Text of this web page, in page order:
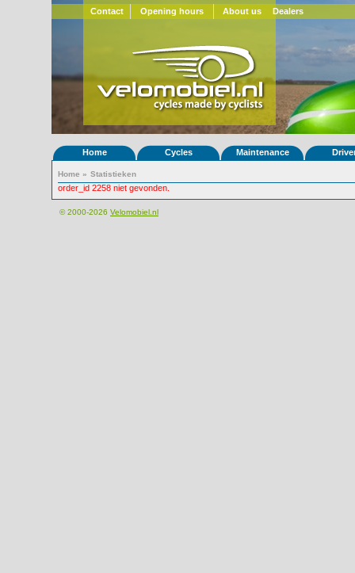
Contact Opening hours About us Dealers
Home Cycles Maintenance
Home » Statistieken
order_id 2258 niet gevonden.
© 2000-2026 Velomobiel.nl